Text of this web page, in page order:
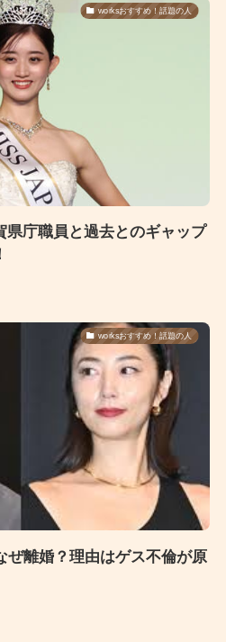
worksおすすめ！話題の人
県庁職員と過去とのギャップ
worksおすすめ！話題の人
ぜ離婚？理由はゲス不倫が原